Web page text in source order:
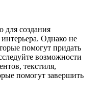
для создания
Однако не
помогут придать
возможности
текстиля,
помогут завершить